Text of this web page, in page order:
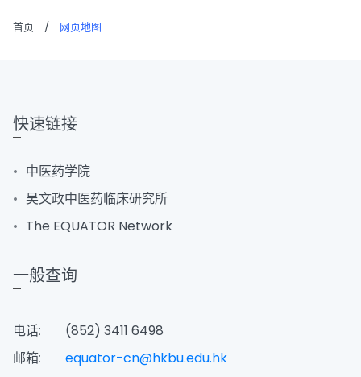
首页 / 网页地图
快速链接
中医药学院
吴文政中医药临床研究所
The EQUATOR Network
一般查询
电话:
(852) 3411 6498
邮箱:
equator-cn@hkbu.edu.hk